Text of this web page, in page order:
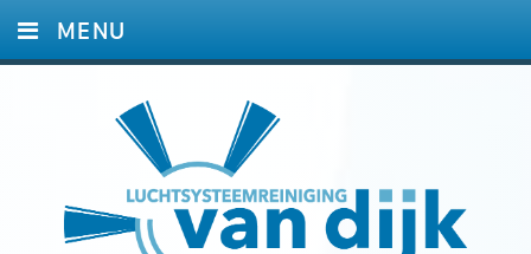
MENU
DIENSTEN
REFERENTIES